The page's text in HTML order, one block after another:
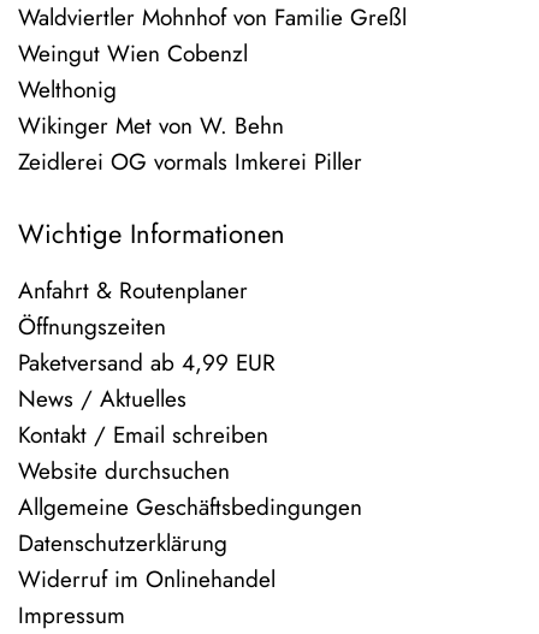
Waldviertler Mohnhof von Familie Greßl
Weingut Wien Cobenzl
Welthonig
Wikinger Met von W. Behn
Zeidlerei OG vormals Imkerei Piller
Wichtige Informationen
Anfahrt & Routenplaner
Öffnungszeiten
Paketversand ab 4,99 EUR
News / Aktuelles
Kontakt / Email schreiben
Website durchsuchen
Allgemeine Geschäftsbedingungen
Datenschutzerklärung
Widerruf im Onlinehandel
Impressum